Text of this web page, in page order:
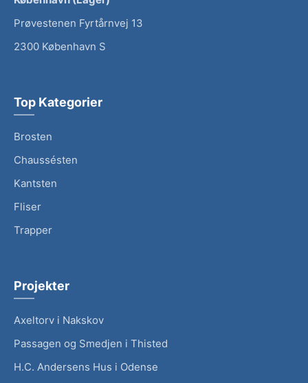
Prøvestenen Fyrtårnvej 13
2300 København S
Top Kategorier
Brosten
Chaussésten
Kantsten
Fliser
Trapper
Projekter
Axeltorv i Nakskov
Passagen og Smedjen i Thisted
H.C. Andersens Hus i Odense